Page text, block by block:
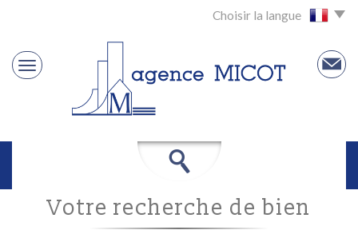
Choisir la langue
Votre recherche de bien